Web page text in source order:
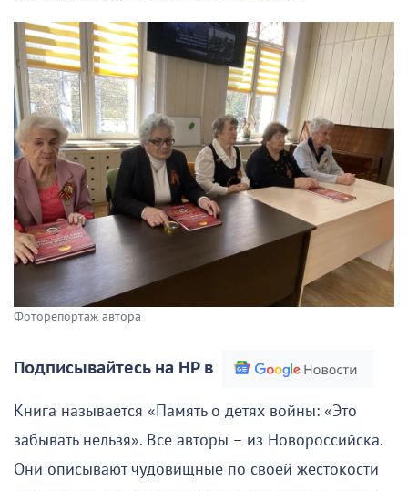
Фоторепортаж автора
Подписывайтесь на НР в
Книга называется «Память о детях войны: «Это
забывать нельзя». Все авторы – из Новороссийска.
Они описывают чудовищные по своей жестокости